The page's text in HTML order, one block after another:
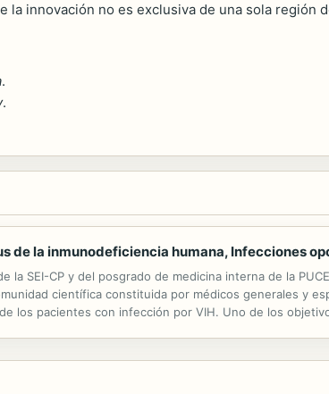
innovación no es exclusiva de una sola región
.
.
de la inmunodeficiencia humana, Infecciones
SEI-CP y del posgrado de medicina interna de la
científica constituida por médicos generales y
los pacientes con infección por VIH. Uno de los